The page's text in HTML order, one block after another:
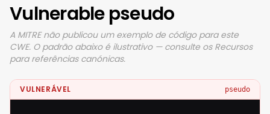
Vulnerable pseudo
A MITRE não publicou um exemplo de código para este
CWE. O padrão abaixo é ilustrativo — consulte os Recursos
para referências canónicas.
VULNERÁVEL pseudo